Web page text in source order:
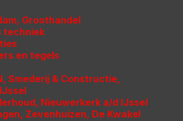
, Groothandel
techniek
en tegels
, Smederij & Constructie,
, Nieuwerkerk a/d IJssel
, Zevenhuizen, De Kwakel